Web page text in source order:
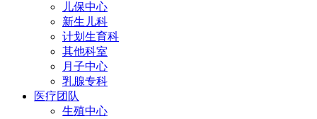
儿保中心
新生儿科
计划生育科
其他科室
月子中心
乳腺专科
医疗团队
生殖中心